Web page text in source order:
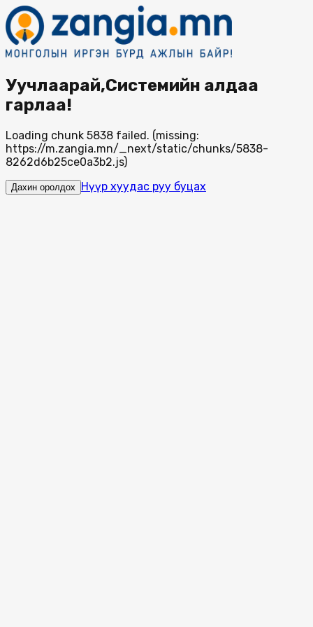
Уучлаарай,Системийн алдаа
гарлаа!
Loading chunk 5838 failed. (missing:
https://m.zangia.mn/_next/static/chunks/5838-
8262d6b25ce0a3b2.js)
Дахин оролдох Нүүр хуудас руу буцах